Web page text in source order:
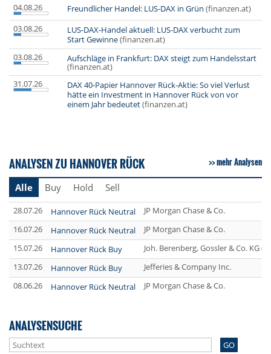
04.08.26 Freundlicher Handel: LUS-DAX in Grün (finanzen.at)
03.08.26
LUS-DAX-Handel aktuell: LUS-DAX verbucht zum
Start Gewinne(finanzen.at)
03.08.26
Aufschläge in Frankfurt: DAX steigt zum Handelsstart
(finanzen.at)
31.07.26
DAX 40-Papier Hannover Rück-Aktie: So viel Verlust
hätte ein Investment in Hannover Rück von vor
einem Jahr bedeutet(finanzen.at)
ANALYSEN ZU HANNOVER RÜCK mehr Analysen
Alle Buy Hold Sell
28.07.26 Hannover Rück Neutral
JP Morgan Chase & Co.
16.07.26
Hannover Rück Neutral
JP Morgan Chase & Co.
15.07.26
Hannover Rück Buy
Joh. Berenberg, Gossler & Co. KG
13.07.26
Hannover Rück Buy
Jefferies & Company Inc.
08.06.26
Hannover Rück Neutral JP Morgan Chase & Co.
ANALYSENSUCHE
GO